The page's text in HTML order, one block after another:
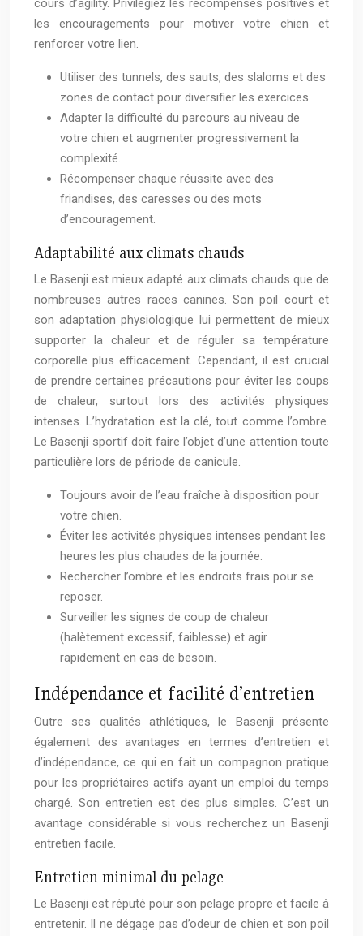
cours d’agility. Privilégiez les récompenses positives et
les encouragements pour motiver votre chien et
renforcer votre lien.
Utiliser des tunnels, des sauts, des slaloms et des
zones de contact pour diversifier les exercices.
Adapter la difficulté du parcours au niveau de
votre chien et augmenter progressivement la
complexité.
Récompenser chaque réussite avec des
friandises, des caresses ou des mots
d’encouragement.
Adaptabilité aux climats chauds
Le Basenji est mieux adapté aux climats chauds que de
nombreuses autres races canines. Son poil court et
son adaptation physiologique lui permettent de mieux
supporter la chaleur et de réguler sa température
corporelle plus efficacement. Cependant, il est crucial
de prendre certaines précautions pour éviter les coups
de chaleur, surtout lors des activités physiques
intenses. L’hydratation est la clé, tout comme l’ombre.
Le Basenji sportif doit faire l’objet d’une attention toute
particulière lors de période de canicule.
Toujours avoir de l’eau fraîche à disposition pour
votre chien.
Éviter les activités physiques intenses pendant les
heures les plus chaudes de la journée.
Rechercher l’ombre et les endroits frais pour se
reposer.
Surveiller les signes de coup de chaleur
(halètement excessif, faiblesse) et agir
rapidement en cas de besoin.
Indépendance et facilité d’entretien
Outre ses qualités athlétiques, le Basenji présente
également des avantages en termes d’entretien et
d’indépendance, ce qui en fait un compagnon pratique
pour les propriétaires actifs ayant un emploi du temps
chargé. Son entretien est des plus simples. C’est un
avantage considérable si vous recherchez un Basenji
entretien facile.
Entretien minimal du pelage
Le Basenji est réputé pour son pelage propre et facile à
entretenir. Il ne dégage pas d’odeur de chien et son poil